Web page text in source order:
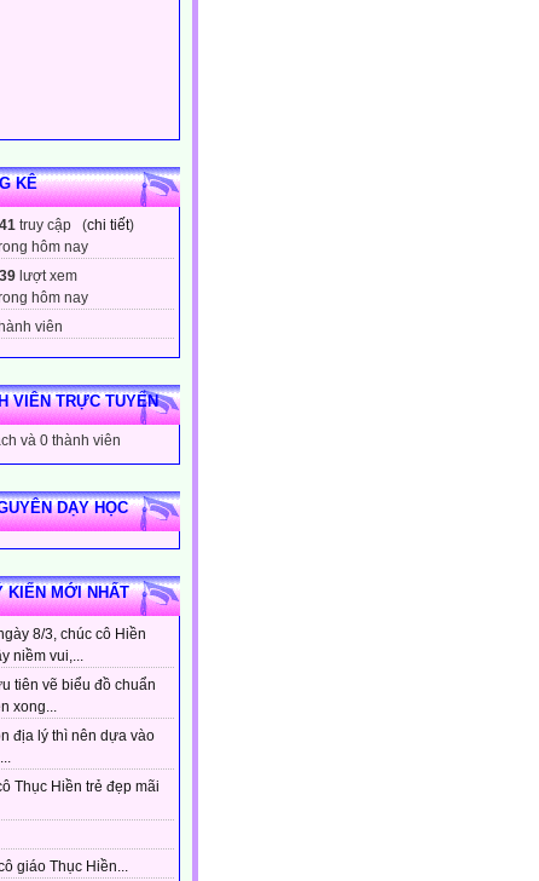
KÊ
truy cập (chi tiết)
hôm nay
lượt xem
hôm nay
viên
VIÊN TRỰC TUYẾN
và 0 thành viên
DẠY HỌC
KIẾN MỚI NHẤT
8/3, chúc cô Hiền
niềm vui,...
tiên vẽ biểu đồ chuẩn
xong...
địa lý thì nên dựa vào
Thục Hiền trẻ đẹp mãi
giáo Thục Hiền...